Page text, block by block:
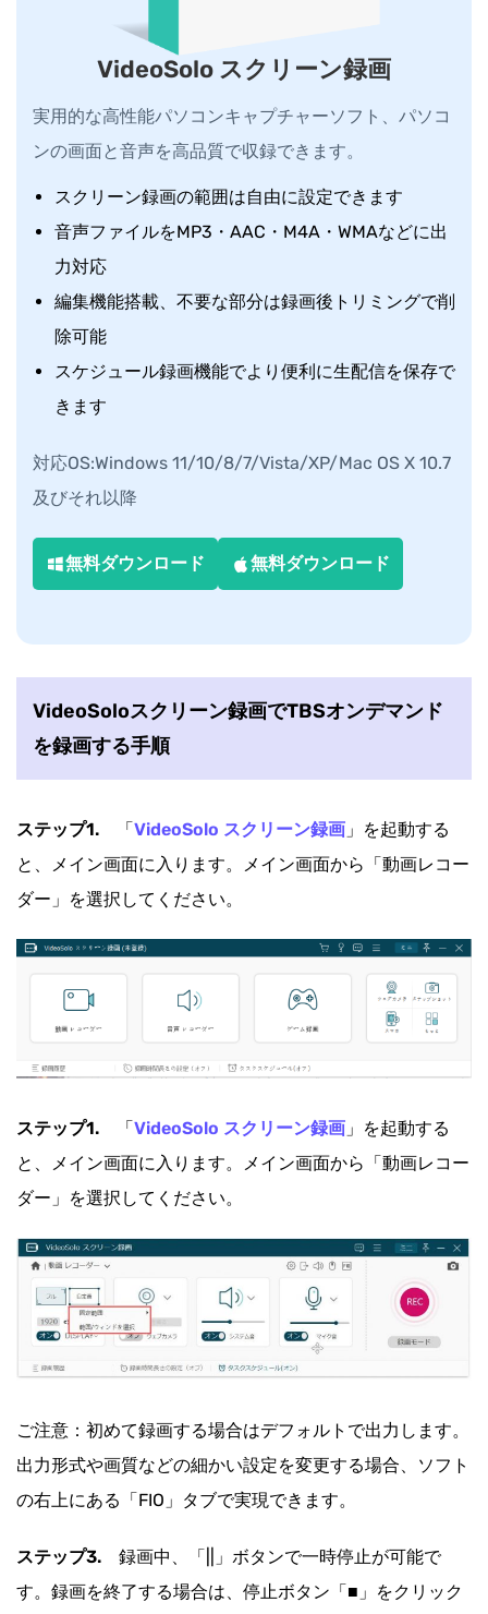
VideoSolo スクリーン録画
実用的な高性能パソコンキャプチャーソフト、パソコ
ンの画面と音声を高品質で収録できます。
スクリーン録画の範囲は自由に設定できます
音声ファイルをMP3・AAC・M4A・WMAなどに出
力対応
編集機能搭載、不要な部分は録画後トリミングで削
除可能
スケジュール録画機能でより便利に生配信を保存で
きます
対応OS:Windows 11/10/8/7/Vista/XP/Mac OS X 10.7
及びそれ以降
無料ダウンロード 無料ダウンロード
VideoSoloスクリーン録画でTBSオンデマンド
を録画する手順
ステップ1. 「VideoSolo スクリーン録画 」を起動する
と、メイン画面に入ります。メイン画面から「動画レコー
ダー」を選択してください。
ステップ1. 「VideoSolo スクリーン録画 」を起動する
と、メイン画面に入ります。メイン画面から「動画レコー
ダー」を選択してください。
ご注意：初めて録画する場合はデフォルトで出力します。
出力形式や画質などの細かい設定を変更する場合、ソフト
の右上にある「FIO」タブで実現できます。
ステップ3. 録画中、「||」ボタンで一時停止が可能で
す。録画を終了する場合は、停止ボタン「■」をクリック